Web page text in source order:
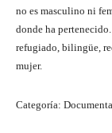
no es masculino ni
donde ha
refugiado, bilingüe,
mujer.
Categoría: